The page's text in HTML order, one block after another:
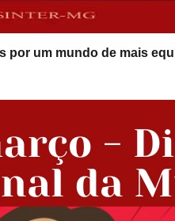
por um mundo de mais